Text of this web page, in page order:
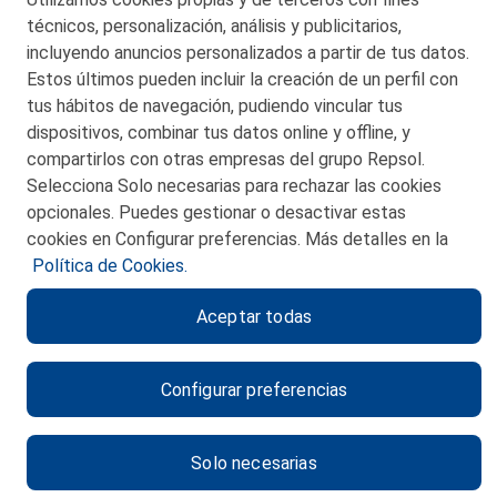
CONTACTO
MAPA WEB
POLITICA DE PRIVACIDAD
POLITICA DE COOKIES
CANAL DE ÉTICA
técnicos, personalización, análisis y publicitarios,
incluyendo anuncios personalizados a partir de tus datos.
Estos últimos pueden incluir la creación de un perfil con
tus hábitos de navegación, pudiendo vincular tus
dispositivos, combinar tus datos online y offline, y
compartirlos con otras empresas del grupo Repsol.
Selecciona Solo necesarias para rechazar las cookies
opcionales. Puedes gestionar o desactivar estas
cookies en Configurar preferencias. Más detalles en la
Política de Cookies.
Configurar preferencias
Solo necesarias
Aceptar todas